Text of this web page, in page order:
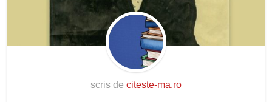
scris de citeste-ma.ro